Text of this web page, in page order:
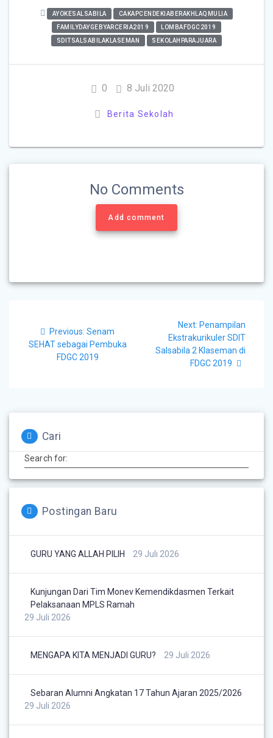
AYOKESALSABILA
CAKAPCENDEKIABERAKHLAQMULIA
FAMILYDAYGEBYARCERIA2019
LOMBAFDGC2019
SDITSALSABILAKLASEMAN
SEKOLAHPARAJUARA
0 8 Juli 2020
Berita Sekolah
No Comments
Add comment
Previous: Senam
SEHAT sebagai Pembuka
FDGC 2019
Next: Penampilan
Ekstrakurikuler SDIT
Salsabila 2 Klaseman di
FDGC 2019
Cari
Search for:
Postingan Baru
GURU YANG ALLAH PILIH 29 Juli 2026
Kunjungan Dari Tim Monev Kemendikdasmen Terkait
Pelaksanaan MPLS Ramah
29 Juli 2026
MENGAPA KITA MENJADI GURU? 29 Juli 2026
Sebaran Alumni Angkatan 17 Tahun Ajaran 2025/2026
29 Juli 2026